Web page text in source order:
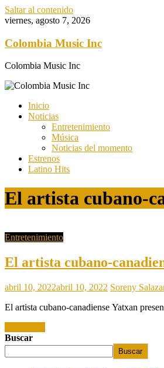
Saltar al contenido
viernes, agosto 7, 2026
Colombia Music Inc
Colombia Music Inc
Inicio
Noticias
Entretenimiento
Música
Noticias del momento
Estrenos
Latino Hits
El artista cubano-
Entretenimiento
El artista cubano-
abril 10, 2022abril 10, 2022 Soreny
El artista cubano-canadiense Yatxan
Buscar
Buscar